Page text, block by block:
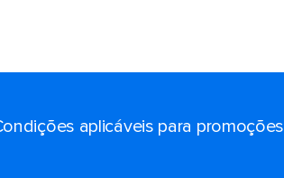
aplicáveis ​​para promoções